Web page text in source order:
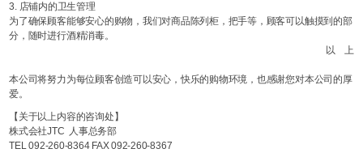
3. 店铺内的卫生管理
为了确保顾客能够安心的购物，我们对商品陈列柜，把手等，顾客可以触摸到的部
分，随时进行酒精消毒。
以 上
本公司将努力为每位顾客创造可以安心，快乐的购物环境，也感谢您对本公司的厚
爱。
【关于以上内容的咨询处】
株式会社JTC 人事总务部
TEL 092-260-8364 FAX 092-260-8367